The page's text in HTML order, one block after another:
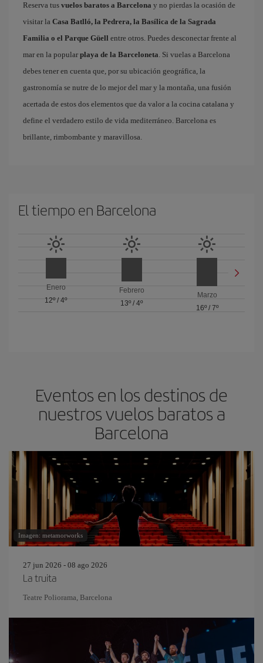
Reserva tus vuelos baratos a Barcelona y no pierdas la ocasión de
visitar la Casa Batlló, la Pedrera, la Basílica de la Sagrada
Familia o el Parque Güell entre otros. Puedes desconectar frente al
mar en la popular playa de la Barceloneta. Si vuelas a Barcelona
debes tener en cuenta que, por su ubicación geográfica, la
gastronomía se nutre de lo mejor del mar y la montaña, una fusión
acertada de estos dos elementos que da valor a la cocina catalana y
define el verdadero estilo de vida mediterráneo. Barcelona es
brillante, rimbombante y maravillosa.
El tiempo en Barcelona
Enero
12º/4º
Febrero
13º / 4º
Marzo
16º/ 7º
Eventos en los destinos de
nuestros vuelos baratos a
Barcelona
Imagen: metamorworks
27 jun 2026 - 08 ago 2026
La truita
Teatre Poliorama, Barcelona